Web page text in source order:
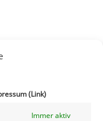
(Link)
Immer aktiv